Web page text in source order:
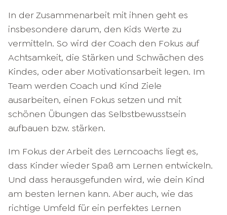
In der Zusammenarbeit mit ihnen geht es
insbesondere darum, den Kids Werte zu
vermitteln. So wird der Coach den Fokus auf
Achtsamkeit, die Stärken und Schwächen des
Kindes, oder aber Motivationsarbeit legen. Im
Team werden Coach und Kind Ziele
ausarbeiten, einen Fokus setzen und mit
schönen Übungen das Selbstbewusstsein
aufbauen bzw. stärken.
Im Fokus der Arbeit des Lerncoachs liegt es,
dass Kinder wieder Spaß am Lernen entwickeln.
Und dass herausgefunden wird, wie dein Kind
am besten lernen kann. Aber auch, wie das
richtige Umfeld für ein perfektes Lernen